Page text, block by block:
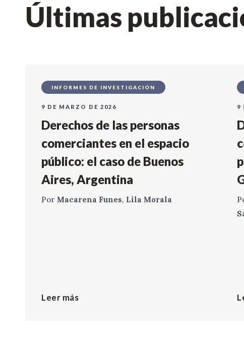
Últimas
INFORMES DE INVESTIGACIÓN
9 DE MARZO DE 2026
Derechos de las personas
comerciantes en el espacio
público: el caso de Buenos
Aires, Argentina
Por Macarena Funes, Lila Morala
Leer más
9